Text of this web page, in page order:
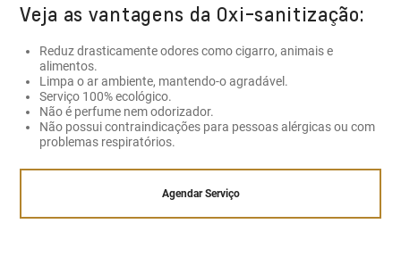
Veja as vantagens da Oxi-sanitização:
Reduz drasticamente odores como cigarro, animais e
alimentos.
Limpa o ar ambiente, mantendo-o agradável.
Serviço 100% ecológico.
Não é perfume nem odorizador.
Não possui contraindicações para pessoas alérgicas ou com
problemas respiratórios.
Agendar Serviço